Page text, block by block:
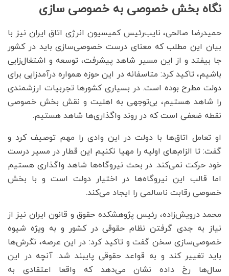
نگاه بخش خصوصی به خصوصی سازی
حمیدرضا صالحی، نایب‌رئیس کمیسیون انرژی اتاق ایران نیز با
بیان این مطلب که معنای درست خصوصی‌سازی باید در کشور
جا بیفتد و از این مسیر شاهد پیشرفت، توسعه و اشتغال‌زایی
باشیم، تاکید کرد: متاسفانه در این حوزه همواره درآمدزایی برای
دولت مطرح بوده است. در بسیاری کشورها تجربیات ارزشمندی
را شاهد هستیم، بی‌توجهی به اهلیت و نقش بخش خصوصی
نقطه ضعفی است که در روند واگذاری‌ها شاهد هستیم.
او تعامل اتاق‌ها با دولت در این وادی را مهم توصیف کرد و
گفت: تا الزام‌های اولیه را مهیا نکنیم این قطار در مسیر درست
خود حرکت نمی‌کند. در بحث نیروگاه‌ها شاهد واگذاری هستیم
اما قالب این نیروگاه‌ها در اختیار دولت است و با بخش
خصوصی رقابت ناسالمی را ایجاد می‌کند.
محمد درویش‌زاده، رئیس پژوهشکده حقوق و قانون ایران نیز از
نیاز به جدی گرفتن نظام حقوقی در کشور و به ویژه شیوه
خصوصی‌سازی سخن گفت و تاکید کرد: در این عرصه، نگرش‌ها
باید تغییر کند و به قواعد حقوقی پایبند شد. آنچه در این
سال‌ها رخ داده نشان می‌دهد که واقعا اعتقادی به